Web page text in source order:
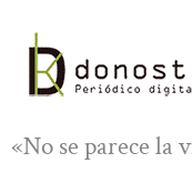
contenido
«No se parece la